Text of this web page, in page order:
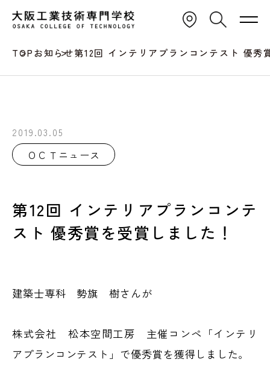
TOPお知らせ第12回 インテリアプランコンテスト 優秀
2019.03.05
ＯＣＴニュース
第12回 インテリアプランコンテ
スト 優秀賞を受賞しました！
建築士専科 勢旗 樹さんが
株式会社 松本空間工房 主催コンペ「インテリ
アプランコンテスト」で優秀賞を獲得しました。